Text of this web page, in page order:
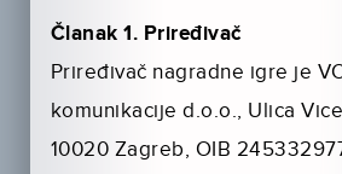
Članak 1. Priređivač
Priređivač nagradne igre je
komunikacije d.o.o., Ulica
10020 Zagreb, OIB